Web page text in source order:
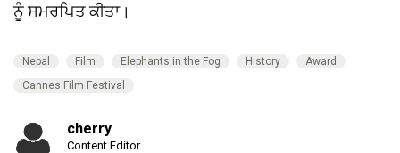
ਨੂੰ ਸਮਰਪਿਤ ਕੀਤਾ।
Nepal Film Elephants in the Fog History
Award
Cannes Film Festival
cherry
Content Editor